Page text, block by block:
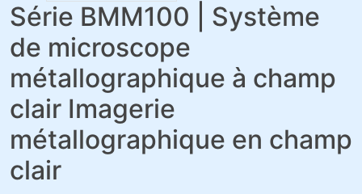
Série BMM100 | Système
de microscope
métallographique à champ
clair Imagerie
métallographique en champ
clair